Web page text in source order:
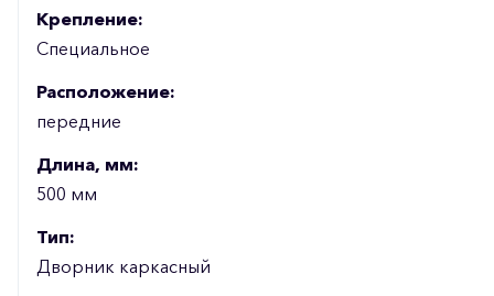
Крепление:
Специальное
Расположение:
передние
Длина, мм:
500 мм
Тип:
Дворник каркасный